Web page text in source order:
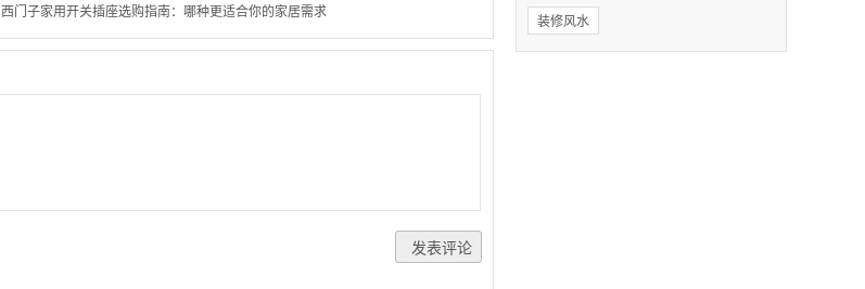
西门子家用开关插座选购指南：哪种更适合你的家居需求
装修风水